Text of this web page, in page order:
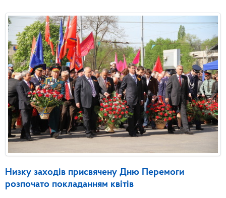
Низку заходів присвячену Дню Перемоги
розпочато покладанням квітів